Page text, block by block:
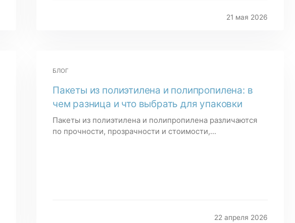
21 мая 2026
БЛОГ
Пакеты из полиэтилена и полипропилена: в
чем разница и что выбрать для упаковки
Пакеты из полиэтилена и полипропилена различаются
по прочности, прозрачности и стоимости,...
22 апреля 2026